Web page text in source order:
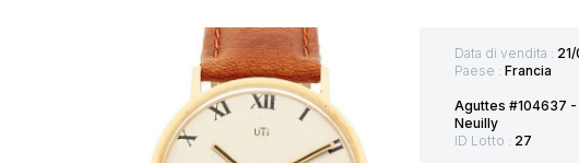
Data di vendita :
Paese : Francia
Aguttes #104637
Neuilly
ID Lotto : 27